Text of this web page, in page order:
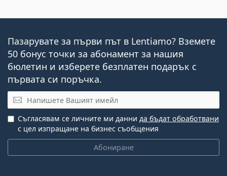
Пазарувате за първи път в Lentiamo? Вземете
50 бонус точки за абонамент за нашия
бюлетин и изберете безплатен подарък с
първата си поръчка.
Имейл
Абониране
Съгласявам се личните ми данни да бъдат обработвани
с цел изпращане на бизнес съобщения